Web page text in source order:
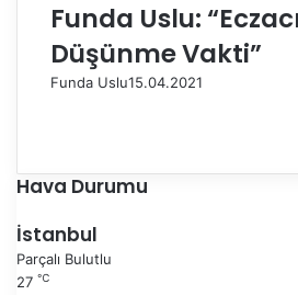
Funda Uslu:
Düşünme Vakti”
Funda Uslu15.04.2021
e
k
s
a
n
k
i
Hava Durumu
İstanbul
Parçalı Bulutlu
27 ℃